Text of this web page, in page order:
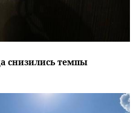
снизились темпы